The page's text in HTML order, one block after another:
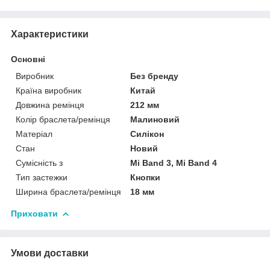
Характеристики
Основні
Виробник
Без бренду
Країна виробник
Китай
Довжина ремінця
212 мм
Колір браслета/ремінця
Малиновий
Матеріал
Силікон
Стан
Новий
Сумісність з
Mi Band 3, Mi Band 4
Тип застежки
Кнопки
Ширина браслета/ремінця
18 мм
Приховати
Умови доставки